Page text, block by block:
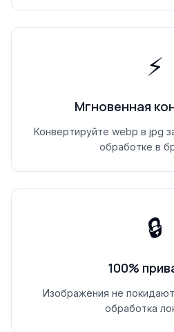
⚡
Мгновенная
Конвертируйте webp в jpg
обработке в
🔒
100%
Изображения не
обработка